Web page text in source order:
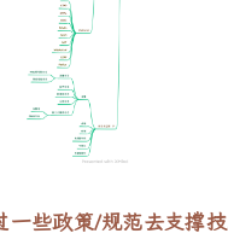
一些政策/规范去支撑